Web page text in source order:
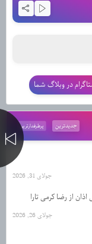
در وبلاگ شما
پرطرفدارترین جدیدترین
جولای 31, 2026
از رضا کرمی تارا
جولای 26, 2026